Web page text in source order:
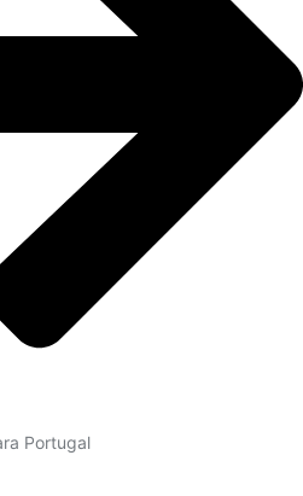
Portugal